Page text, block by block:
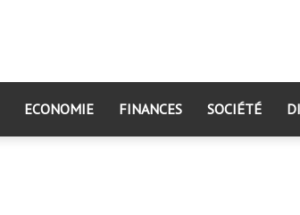
ECONOMIE FINANCES SOCIÉTÉ